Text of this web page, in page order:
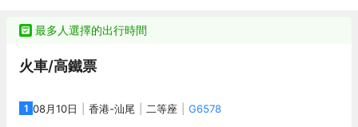
最多人選擇的出行時間
火車/高鐵票
1 08月10日 香港-汕尾 二等座
G6578